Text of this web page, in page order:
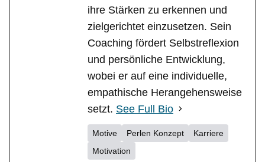
ihre Stärken zu erkennen und
zielgerichtet einzusetzen. Sein
Coaching fördert Selbstreflexion
und persönliche Entwicklung,
wobei er auf eine individuelle,
empathische Herangehensweise
setzt. See Full Bio
Motive Perlen Konzept
Karriere
Motivation